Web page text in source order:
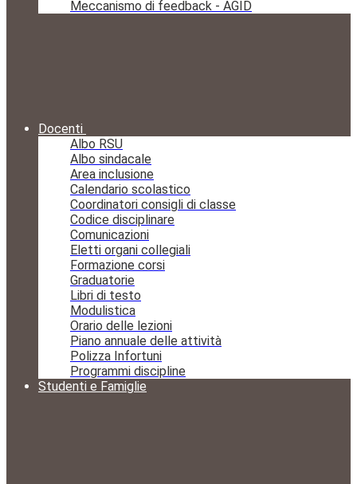
Meccanismo di feedback - AGID
Docenti
Albo RSU
Albo sindacale
Area inclusione
Calendario scolastico
Coordinatori consigli di classe
Codice disciplinare
Comunicazioni
Eletti organi collegiali
Formazione corsi
Graduatorie
Libri di testo
Modulistica
Orario delle lezioni
Piano annuale delle attività
Polizza Infortuni
Programmi discipline
Studenti e Famiglie